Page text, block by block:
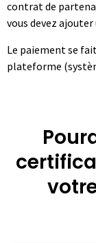
contrat de
vous devez
Le paiement se
plateforme